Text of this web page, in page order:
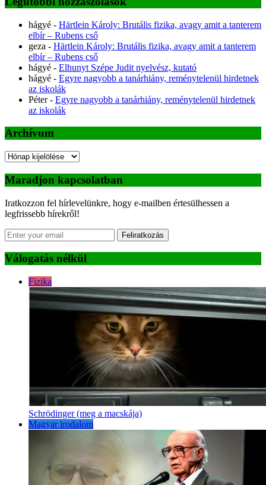
hágyé - Härtlein Károly: Brutális fizika, avagy amit a tanterem
elbír – Rubens cső
geza - Härtlein Károly: Brutális fizika, avagy amit a tanterem
elbír – Rubens cső
hágyé - Elhunyt Szépe Judit nyelvész, kutató
hágyé - Egyre nagyobb a tanárhiány, reménytelenül hirdetnek
az iskolák
Péter- Egyre nagyobb a tanárhiány, reménytelenül hirdetnek
az iskolák
Archívum
Archívum
Maradjon kapcsolatban
Iratkozzon fel hírlevelünkre, hogy e-mailben értesülhessen a
legfrissebb hírekről!
Feliratkozás
Válogatás nélkül
Fizika
Schrödinger (meg a macskája)
Magyar irodalom